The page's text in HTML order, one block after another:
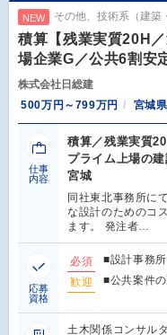
NEW その他、技術系（建築
積算【残業実質20H
場企業G／公共6割安
株式会社日総建
500万円～799万円
宮城県
仕事
内容
積算／残業実質
プライム上場の
宮城
同社東北事務所に
な設計のためのコ
ます。 発注者…
応募
資格
必須
■設計事務
歓迎
■公共案件
土木関係コンサル